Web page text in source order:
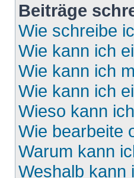
Beiträge
Wie schreibe
Wie kann ich
Wie kann ich
Wie kann ich
Wieso kann
Wie bearbeite
Warum kann
Weshalb kann